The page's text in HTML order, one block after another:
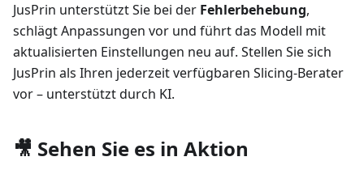
JusPrin unterstützt Sie bei der Fehlerbehebung,
schlägt Anpassungen vor und führt das Modell mit
aktualisierten Einstellungen neu auf. Stellen Sie sich
JusPrin als Ihren jederzeit verfügbaren Slicing-Berater
vor – unterstützt durch KI.
🎥 Sehen Sie es in Aktion